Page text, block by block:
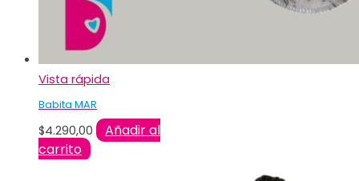
Vista rápida
Babita MAR
$4.290,00
Añadir al
carrito